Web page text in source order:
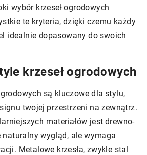
wybór krzeseł ogrodowych
te kryteria, dzięki czemu każdy
idealnie dopasowany do swoich
krzeseł ogrodowych
są kluczowe dla stylu,
twojej przestrzeni na zewnątrz.
materiałów jest drewno-
naturalny wygląd, ale wymaga
Metalowe krzesła, zwykle stal